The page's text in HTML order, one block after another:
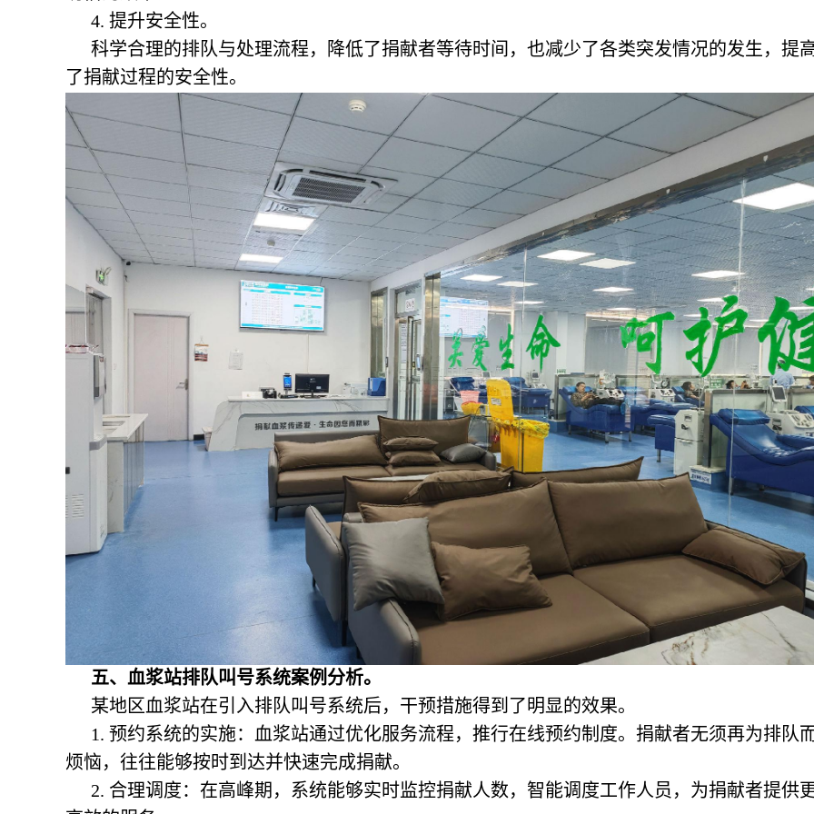
4. 提升安全性。
科学合理的排队与处理流程，降低了捐献者等待时间，也减少了各类突发情况的发生，提
了捐献过程的安全性。
五、 血浆站排队叫号系统案例分析。
某地区血浆站在引入排队叫号系统后，干预措施得到了明显的效果。
1. 预约系统的实施：血浆站通过优化服务流程，推行在线预约制度。捐献者无须再为排队
烦恼，往往能够按时到达并快速完成捐献。
2. 合理调度：在高峰期，系统能够实时监控捐献人数，智能调度工作人员，为捐献者提供